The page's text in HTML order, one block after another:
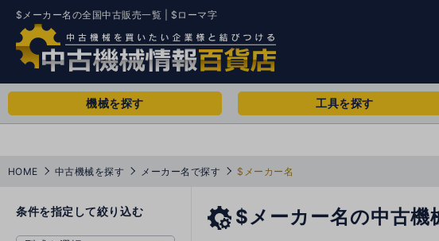
$メーカー名の全国中古販売一覧 | $ローマ字
機械を探す 工具を探す
HOME 中古機械を探す メーカー名で探す $メーカー名
条件を指定して絞り込む $メーカー名の中古機